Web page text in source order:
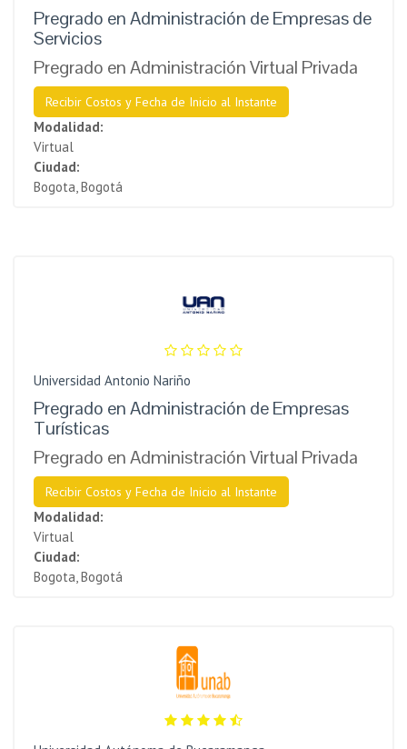
Pregrado en Administración de Empresas de
Servicios
Pregrado en Administración Virtual Privada
Recibir Costos y Fecha de Inicio al Instante
Modalidad:
Virtual
Ciudad:
Bogota, Bogotá
Universidad Antonio Nariño
Pregrado en Administración de Empresas
Turísticas
Pregrado en Administración Virtual Privada
Recibir Costos y Fecha de Inicio al Instante
Modalidad:
Virtual
Ciudad:
Bogota, Bogotá